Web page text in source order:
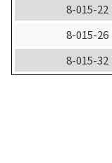
8-015-22
8-015-26
8-015-32